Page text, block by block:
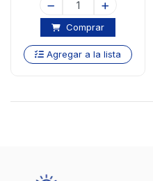
Comprar
Agregar a la lista